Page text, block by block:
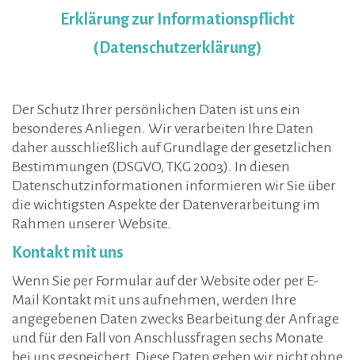
Erklärung zur Informationspflicht
(Datenschutzerklärung)
Der Schutz Ihrer persönlichen Daten ist uns ein
besonderes Anliegen. Wir verarbeiten Ihre Daten
daher ausschließlich auf Grundlage der gesetzlichen
Bestimmungen (DSGVO, TKG 2003). In diesen
Datenschutzinformationen informieren wir Sie über
die wichtigsten Aspekte der Datenverarbeitung im
Rahmen unserer Website.
Kontakt mit uns
Wenn Sie per Formular auf der Website oder per E-
Mail Kontakt mit uns aufnehmen, werden Ihre
angegebenen Daten zwecks Bearbeitung der Anfrage
und für den Fall von Anschlussfragen sechs Monate
bei uns gespeichert. Diese Daten geben wir nicht ohne